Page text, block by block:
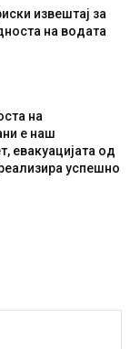
извештај за
на водата
на
е наш
евакуацијата од
успешно